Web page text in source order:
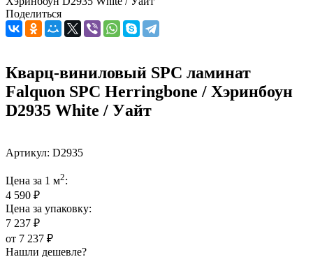
Поделиться
Кварц-виниловый SPC ламинат
Falquon SPC Herringbone / Хэринбоун
D2935 White / Уайт
Артикул: D2935
Цена за 1 м2:
4 590 ₽
Цена за упаковку:
7 237 ₽
от 7 237 ₽
Нашли дешевле?